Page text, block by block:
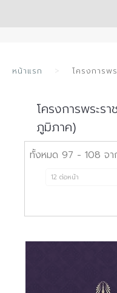
หน้าแรก โครงการพ
โครงการพระร
ภูมิภาค)
ทั้งหมด 97 - 108 จา